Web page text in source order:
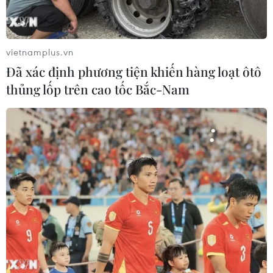
TIN LIÊN QUAN
Thêm 24 ca dương tính với SARS-CoV-2
vietnamplus.vn
Đã xác định phương tiện khiến hàng loạt ôtô
thủng lốp trên cao tốc Bắc-Nam